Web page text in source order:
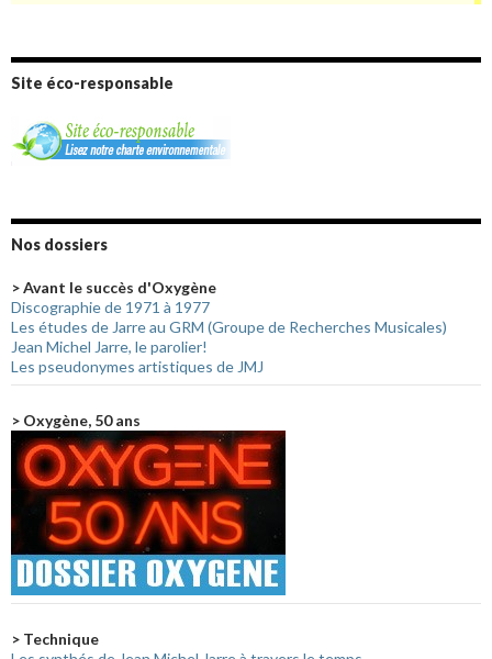
Site éco-responsable
Nos dossiers
> Avant le succès d'Oxygène
Discographie de 1971 à 1977
Les études de Jarre au GRM (Groupe de Recherches Musicales)
Jean Michel Jarre, le parolier!
Les pseudonymes artistiques de JMJ
> Oxygène, 50 ans
> Technique